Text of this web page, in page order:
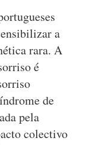
a
rara. A
é
de
pela
colectivo